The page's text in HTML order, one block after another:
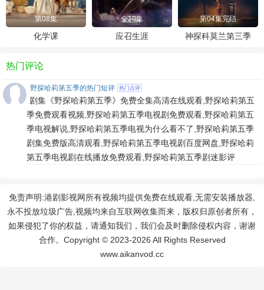
第08集
化学课
全10集
应召生涯
第04集完结
神探科莫兰第三季
热门评论
野探哈莉第五季的热门短评 热门点评
剧集《野探哈莉第五季》免费全集高清在线观看,野探哈莉第五
季免费观看视频,野探哈莉第五季电视剧免费观看,野探哈莉第五
季电视解说,野探哈莉第五季电视为什么看不了,野探哈莉第五季
剧集免费版高清观看,野探哈莉第五季电视剧百度网盘,野探哈莉
第五季电视剧在线播放免费观看,野探哈莉第五季剧迷影评
免责声明:港剧影视网所有视频均提供免费在线观看,无需安装播放器,
永不投放垃圾广告,视频均来自互联网收集而来，版权归原创者所有，
如果侵犯了你的权益，请通知我们，我们会及时删除侵权内容，谢谢
合作。Copyright © 2023-2026 All Rights Reserved
www.aikanvod.cc